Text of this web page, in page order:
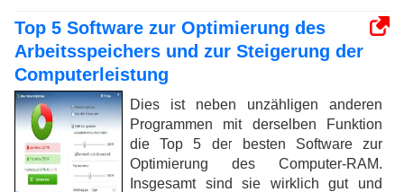
Top 5 Software zur Optimierung des
Arbeitsspeichers und zur Steigerung der
Computerleistung
Dies ist neben unzähligen anderen
Programmen mit derselben Funktion
die Top 5 der besten Software zur
Optimierung des Computer-RAM.
Insgesamt sind sie wirklich gut und